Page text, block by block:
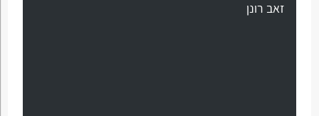
זאב רונן